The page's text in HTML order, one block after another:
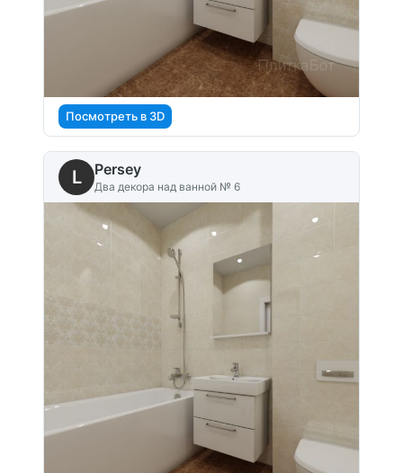
Посмотреть в 3D
L Persey
Два декора над ванной № 6